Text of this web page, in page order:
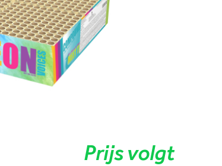
Prijs volgt